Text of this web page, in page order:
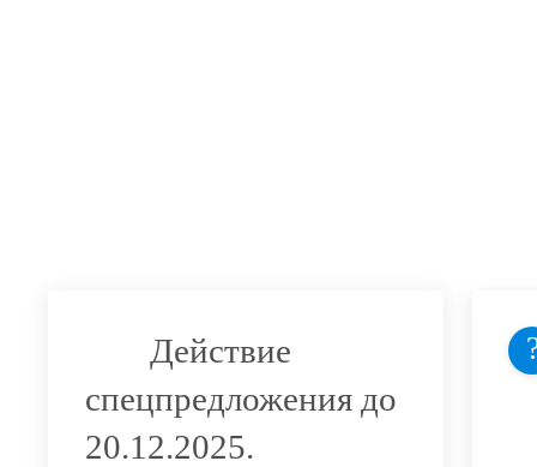
Действие
спецпредложения до
20.12.2025.